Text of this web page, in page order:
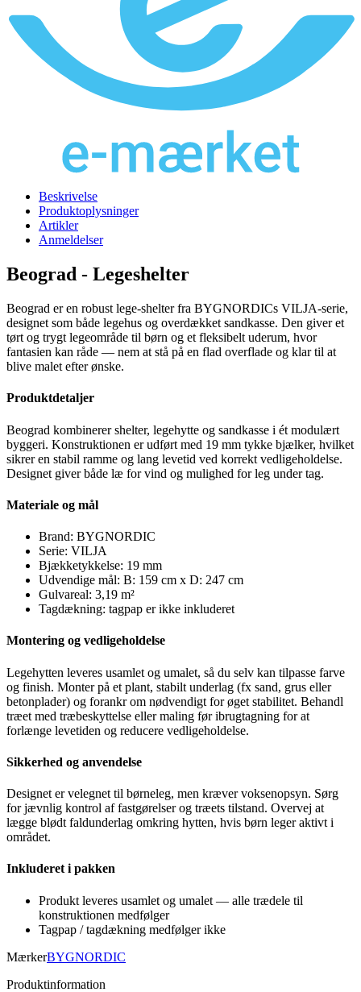
Beskrivelse
Produktoplysninger
Artikler
Anmeldelser
Beograd - Legeshelter
Beograd er en robust lege-shelter fra BYGNORDICs VILJA-serie,
designet som både legehus og overdækket sandkasse. Den giver et
tørt og trygt legeområde til børn og et fleksibelt uderum, hvor
fantasien kan råde — nem at stå på en flad overflade og klar til at
blive malet efter ønske.
Produktdetaljer
Beograd kombinerer shelter, legehytte og sandkasse i ét modulært
byggeri. Konstruktionen er udført med 19 mm tykke bjælker, hvilket
sikrer en stabil ramme og lang levetid ved korrekt vedligeholdelse.
Designet giver både læ for vind og mulighed for leg under tag.
Materiale og mål
Brand: BYGNORDIC
Serie: VILJA
Bjækketykkelse: 19 mm
Udvendige mål: B: 159 cm x D: 247 cm
Gulvareal: 3,19 m²
Tagdækning: tagpap er ikke inkluderet
Montering og vedligeholdelse
Legehytten leveres usamlet og umalet, så du selv kan tilpasse farve
og finish. Monter på et plant, stabilt underlag (fx sand, grus eller
betonplader) og forankr om nødvendigt for øget stabilitet. Behandl
træet med træbeskyttelse eller maling før ibrugtagning for at
forlænge levetiden og reducere vedligeholdelse.
Sikkerhed og anvendelse
Designet er velegnet til børneleg, men kræver voksenopsyn. Sørg
for jævnlig kontrol af fastgørelser og træets tilstand. Overvej at
lægge blødt faldunderlag omkring hytten, hvis børn leger aktivt i
området.
Inkluderet i pakken
Produkt leveres usamlet og umalet — alle trædele til
konstruktionen medfølger
Tagpap / tagdækning medfølger ikke
MærkerBYGNORDIC
Produktinformation